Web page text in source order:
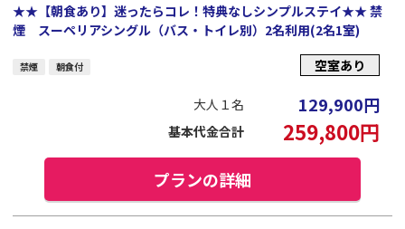
★★【朝食あり】迷ったらコレ！特典なしシンプルステイ★★ 禁
煙 スーペリアシングル（バス・トイレ別）2名利用(2名1室)
禁煙 朝食付 空室あり
大人１名 129,900円
基本代金合計 259,800円
プランの詳細